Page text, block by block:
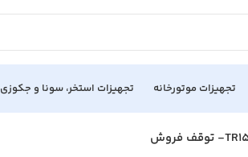
تجهیزات موتورخانه تجهیزات استخر، سونا و جکوزی